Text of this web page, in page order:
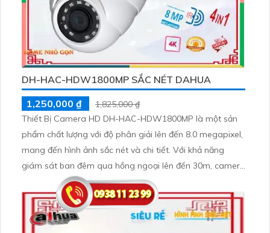
DH-HAC-HDW1800MP SẮC NÉT DAHUA
1,250,000 ₫
1,825,000 ₫
Thiết Bị Camera HD DH-HAC-HDW1800MP là một sản
phẩm chất lượng với độ phân giải lên đến 8.0 megapixel,
mang đến hình ảnh sắc nét và chi tiết. Với khả năng
giám sát ban đêm qua hồng ngoại lên đến 30m, camera
này đảm bảo an toàn cho ngôi nhà của bạn. Được trang
bị công nghệ AHD, CVI, TVI và BCS, camera HD DH-
HAC-HDW1800MP cung cấp độ bền cao và chất lượng
hình ảnh tốt hơn